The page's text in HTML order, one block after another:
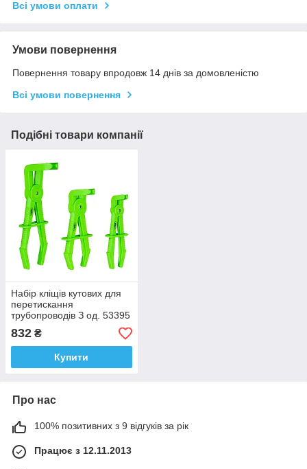
Всі умови оплати
Умови повернення
Повернення товару впродовж 14 днів за домовленістю
Всі умови повернення
Подібні товари компанії
Набір кліщів кутових для
перетискання
трубопроводів З од. 53395
JBM
832 ₴
Купити
Про нас
100% позитивних з 9 відгуків за рік
Працює з 12.11.2013